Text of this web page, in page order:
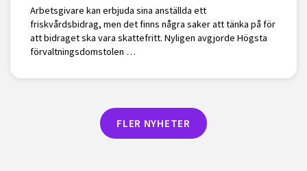
Arbetsgivare kan erbjuda sina anställda ett
friskvårdsbidrag, men det finns några saker att tänka på för
att bidraget ska vara skattefritt. Nyligen avgjorde Högsta
förvaltningsdomstolen …
FLER NYHETER